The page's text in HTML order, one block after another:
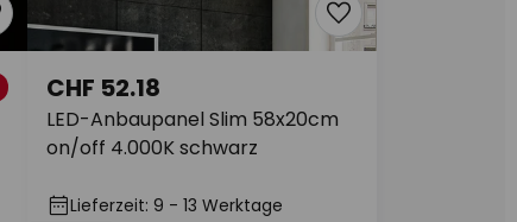
LED-Anbaupanel Slim 58x20cm
on/off 4.000K schwarz
CHF 52.18
Lieferzeit: 9 - 13 Werktage